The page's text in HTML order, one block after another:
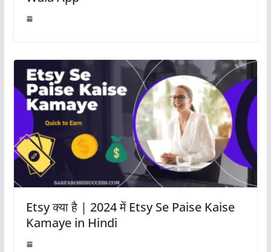
Etsy क्या है | 2024 में Etsy Se Paise Kaise
Kamaye in Hindi